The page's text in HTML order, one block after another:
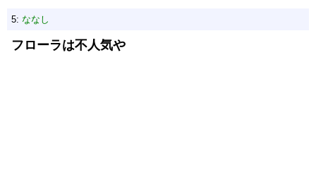
5: ななし
フローラは不人気や